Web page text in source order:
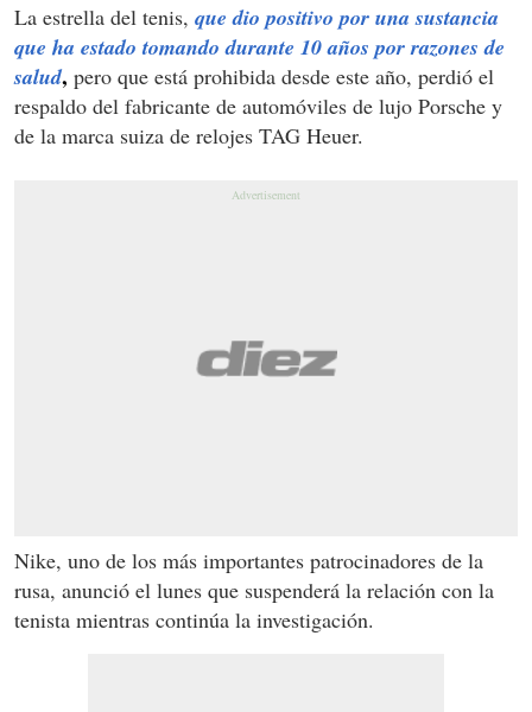
La estrella del tenis, que dio positivo por una sustancia
que ha estado tomando durante 10 años por razones de
salud, pero que está prohibida desde este año, perdió el
respaldo del fabricante de automóviles de lujo Porsche y
de la marca suiza de relojes TAG Heuer.
Nike, uno de los más importantes patrocinadores de la
rusa, anunció el lunes que suspenderá la relación con la
tenista mientras continúa la investigación.